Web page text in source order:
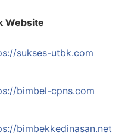
Website
sukses-utbk.com
bimbel-cpns.com
bimbekkedinasan.net